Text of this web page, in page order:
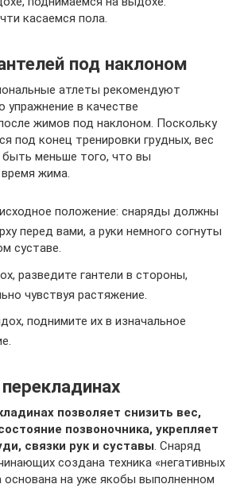
касаемся пола.
под наклоном
атлеты рекомендуют
упражнение в качестве
жимов под наклоном. Поскольку
под конец тренировки грудных, вес
быть меньше того, что вы
жима.
положение: снаряды должны
перед вами, а руки немного согнуты
суставе.
разведите гантели в стороны,
чувствуя растяжение.
поднимите их в изначальное
позволяет снизить вес,
позвоночника, укрепляет
связки рук и суставы. Снаряд
создана техника «негативных
основана на уже якобы выполненном